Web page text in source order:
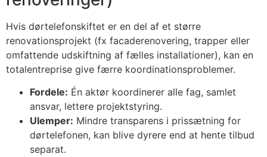
Hvis dørtelefonskiftet er en del af et større
renovationsprojekt (fx facaderenovering, trapper eller
omfattende udskiftning af fælles installationer), kan en
totalentreprise give færre koordinationsproblemer.
Fordele: Én aktør koordinerer alle fag, samlet
ansvar, lettere projektstyring.
Ulemper: Mindre transparens i prissætning for
dørtelefonen, kan blive dyrere end at hente tilbud
separat.